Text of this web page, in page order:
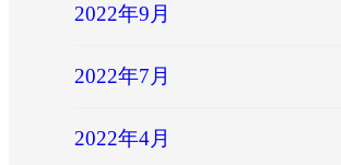
2022年9月
2022年7月
2022年4月